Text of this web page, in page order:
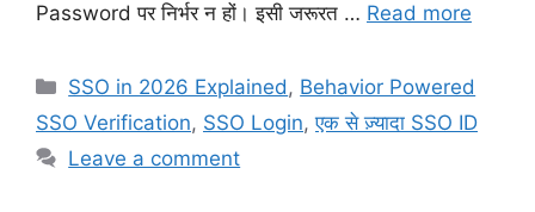
Password पर निर्भर न हों। इसी जरूरत … Read more
Categories
SSO in 2026 Explained, Behavior Powered
SSO Verification, SSO Login,एक से ज़्यादा SSO ID
Leave a comment